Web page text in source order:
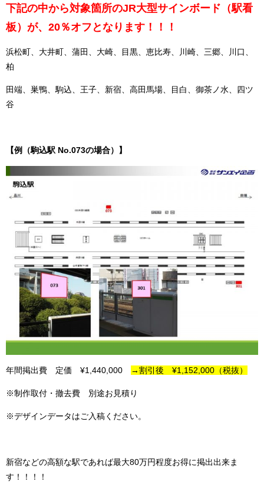
下記の中から対象箇所のJR大型サインボード（駅看
板）が、20％オフとなります！！！
浜松町、大井町、蒲田、大崎、目黒、恵比寿、川崎、三郷、川口、
柏
田端、巣鴨、駒込、王子、新宿、高田馬場、目白、御茶ノ水、四ツ
谷
【例（駒込駅 No.073の場合）】
年間掲出費 定価 ¥1,440,000 →割引後 ¥1,152,000（税抜）
※制作取付・撤去費 別途お見積り
※デザインデータはご入稿ください。
新宿などの高額な駅であれば最大80万円程度お得に掲出出来ま
す！！！！